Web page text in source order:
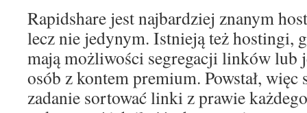
Rapidshare jest najbardziej znanym
lecz nie jedynym. Istnieją też hostingi,
mają możliwości segregacji linków lub
osób z kontem premium. Powstał,
zadanie sortować linki z prawie